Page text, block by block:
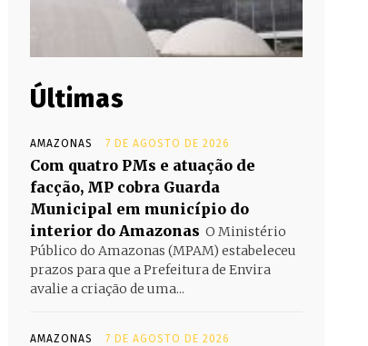
Últimas
AMAZONAS 7 DE AGOSTO DE 2026
Com quatro PMs e atuação de
facção, MP cobra Guarda
Municipal em município do
interior do Amazonas O Ministério
Público do Amazonas (MPAM) estabeleceu
prazos para que a Prefeitura de Envira
avalie a criação de uma...
AMAZONAS 7 DE AGOSTO DE 2026